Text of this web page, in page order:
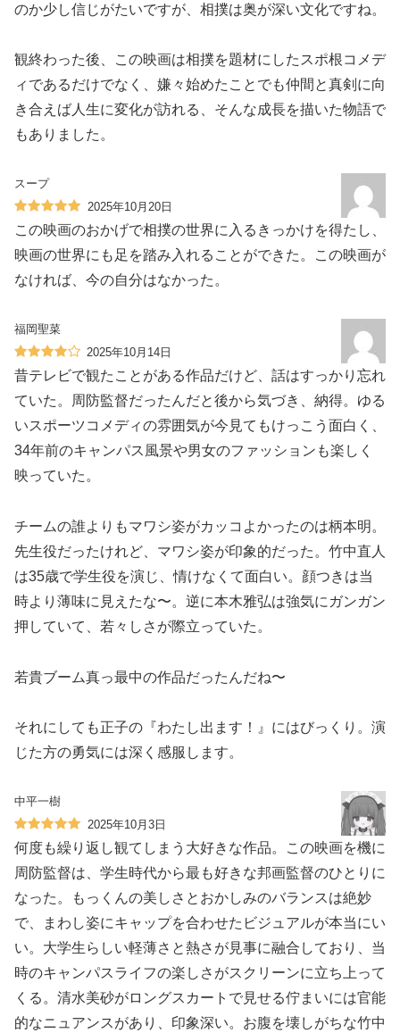
のか少し信じがたいですが、相撲は奥が深い文化ですね。
観終わった後、この映画は相撲を題材にしたスポ根コメデ
ィであるだけでなく、嫌々始めたことでも仲間と真剣に向
き合えば人生に変化が訪れる、そんな成長を描いた物語で
もありました。
スープ
2025年10月20日
この映画のおかげで相撲の世界に入るきっかけを得たし、
映画の世界にも足を踏み入れることができた。この映画が
なければ、今の自分はなかった。
福岡聖菜
2025年10月14日
昔テレビで観たことがある作品だけど、話はすっかり忘れ
ていた。周防監督だったんだと後から気づき、納得。ゆる
いスポーツコメディの雰囲気が今見てもけっこう面白く、
34年前のキャンパス風景や男女のファッションも楽しく
映っていた。
チームの誰よりもマワシ姿がカッコよかったのは柄本明。
先生役だったけれど、マワシ姿が印象的だった。竹中直人
は35歳で学生役を演じ、情けなくて面白い。顔つきは当
時より薄味に見えたな〜。逆に本木雅弘は強気にガンガン
押していて、若々しさが際立っていた。
若貴ブーム真っ最中の作品だったんだね〜
それにしても正子の『わたし出ます！』にはびっくり。演
じた方の勇気には深く感服します。
中平一樹
2025年10月3日
何度も繰り返し観てしまう大好きな作品。この映画を機に
周防監督は、学生時代から最も好きな邦画監督のひとりに
なった。もっくんの美しさとおかしみのバランスは絶妙
で、まわし姿にキャップを合わせたビジュアルが本当にい
い。大学生らしい軽薄さと熱さが見事に融合しており、当
時のキャンパスライフの楽しさがスクリーンに立ち上って
くる。清水美砂がロングスカートで見せる佇まいには官能
的なニュアンスがあり、印象深い。お腹を壊しがちな竹中